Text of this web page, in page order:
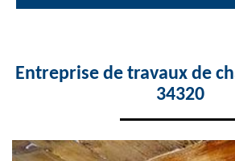
Entreprise de travaux de
34320